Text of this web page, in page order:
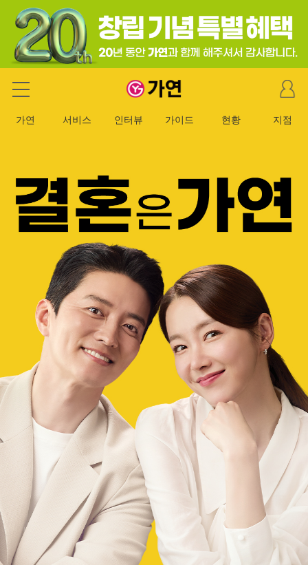
가연 결혼정보회사
마
이
이
가연 서비스 인터뷰 가이드 현황 지점